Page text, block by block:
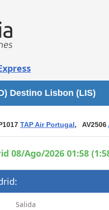
Destino Lisbon (LIS)
TAP Air Portugal, AV2506
08/Ago/2026 01:58
Salida
complementarios
Tiendas y Restaurantes